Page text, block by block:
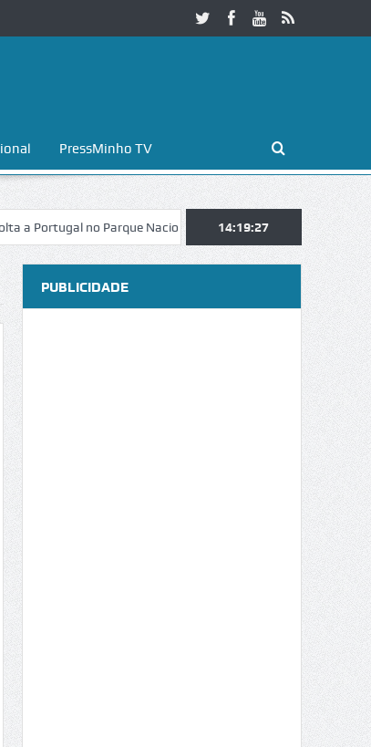
PressMinho TV
no Parque Nacional da Peneda-Gerês Esposende.
14:19:28
PUBLICIDADE